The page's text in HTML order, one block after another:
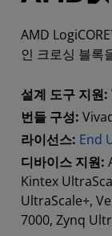
AMD
인 크로싱 블록
설계 도구 지원:
번들 구성:
라이선스: End
디바이스 지원:
Kintex
UltraScale+,
7000, Zynq